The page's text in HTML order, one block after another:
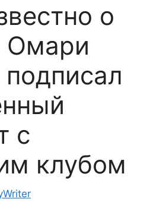
о
Омари
с
клубом